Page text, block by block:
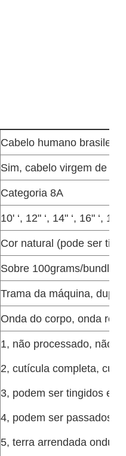
Cabelo humano brasileiro
Sim, cabelo virgem de
Categoria 8A
10' ‘, 12" ‘, 14" ‘, 16" ‘, 18"
Cor natural (pode ser
Sobre 100grams/bundle
Trama da máquina,
Onda do corpo, onda
1, não processado, não-
2, cutícula completa,
3, podem ser tingidos e
4, podem ser passados
5, terra arrendada